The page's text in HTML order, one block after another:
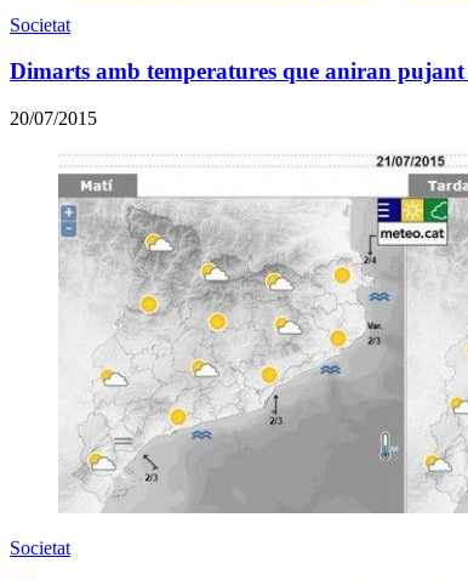
Societat
Dimarts amb temperatures que aniran
20/07/2015
Societat